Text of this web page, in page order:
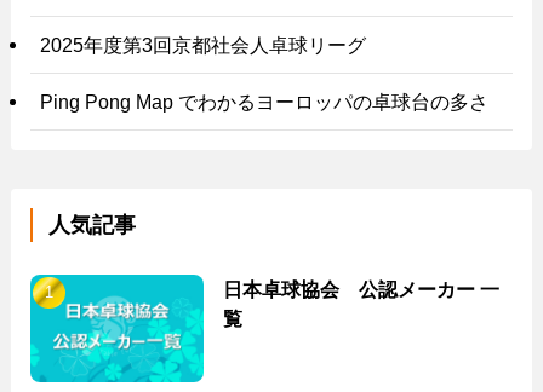
2025年度第3回京都社会人卓球リーグ
Ping Pong Map でわかるヨーロッパの卓球台の多さ
人気記事
日本卓球協会 公認メーカー 一
覧